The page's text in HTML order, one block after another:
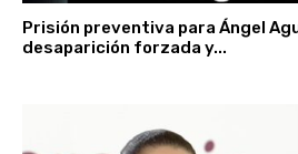
Prisión preventiva para Ángel
desaparición forzada y...